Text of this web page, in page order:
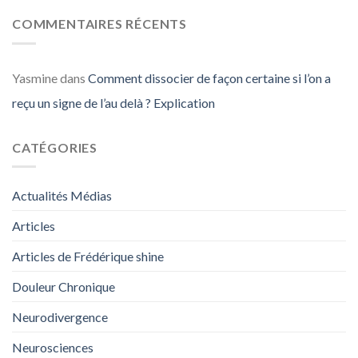
COMMENTAIRES RÉCENTS
Yasminedans Comment dissocier de façon certaine si l’on a
reçu un signe de l’au delà ? Explication
CATÉGORIES
Actualités Médias
Articles
Articles de Frédérique shine
Douleur Chronique
Neurodivergence
Neurosciences